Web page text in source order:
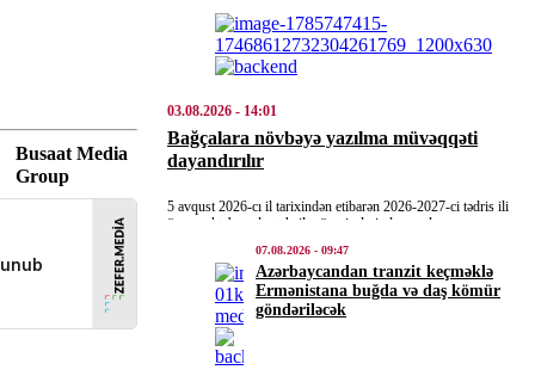
Busaat Media
Group
və daş kömür göndəriləcək
08.08.2026- 10:24
Etna oyandı – VİDEO
08.08.2026- 09:37
İQTISADIYYAT
Tovuzda avtomobillər toqquşdu –
Yaralanan var
08.08.2026- 09:26
İQTISADIYYAT
03.08.2026 - 14:01
Bağçalara növbəyə yazılma müvəqqəti
dayandırılır
5 avqust 2026-cı il tarixindən etibarən 2026-2027-ci tədris ili
üzrə məktəbəqədər təhsil müəssisələrində qrupların
07.08.2026 - 09:47
Azərbaycandan tranzit keçməklə
Ermənistana buğda və daş kömür
göndəriləcək